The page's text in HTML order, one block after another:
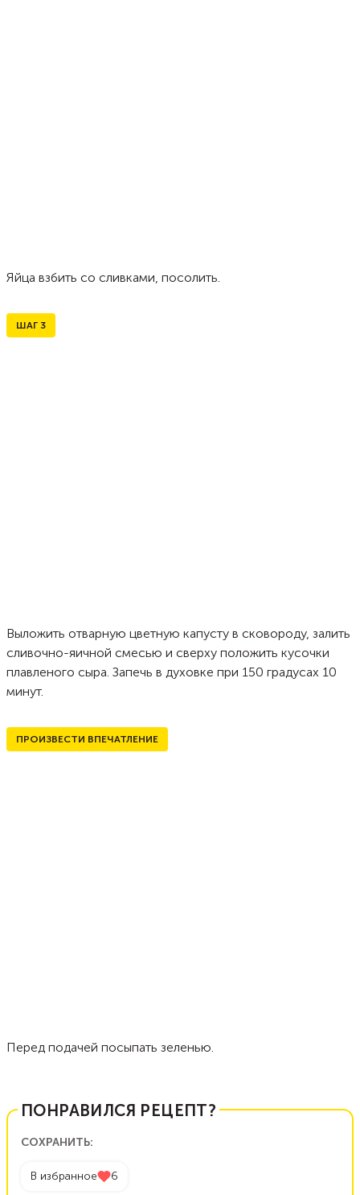
Яйца взбить со сливками, посолить.
ШАГ 3
Выложить отварную цветную капусту в сковороду, залить
сливочно-яичной смесью и сверху положить кусочки
плавленого сыра. Запечь в духовке при 150 градусах 10
минут.
ПРОИЗВЕСТИ ВПЕЧАТЛЕНИЕ
Перед подачей посыпать зеленью.
ПОНРАВИЛСЯ РЕЦЕПТ?
СОХРАНИТЬ:
В избранное 6